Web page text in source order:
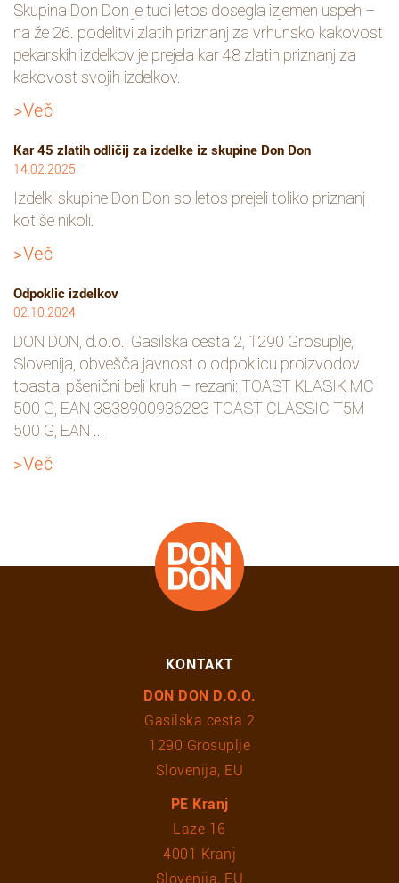
Skupina Don Don je tudi letos dosegla izjemen uspeh –
na že 26. podelitvi zlatih priznanj za vrhunsko kakovost
pekarskih izdelkov je prejela kar 48 zlatih priznanj za
kakovost svojih izdelkov.
>Več
Kar 45 zlatih odličij za izdelke iz skupine Don Don
14.02.2025
Izdelki skupine Don Don so letos prejeli toliko priznanj
kot še nikoli.
>Več
Odpoklic izdelkov
02.10.2024
DON DON, d.o.o., Gasilska cesta 2, 1290 Grosuplje,
Slovenija, obvešča javnost o odpoklicu proizvodov
toasta, pšenični beli kruh – rezani: TOAST KLASIK MC
500 G, EAN 3838900936283 TOAST CLASSIC T5M
500 G, EAN ...
>Več
KONTAKT
DON DON D.O.O.
Gasilska cesta 2
1290 Grosuplje
Slovenija, EU
PE Kranj
Laze 16
4001 Kranj
Slovenija, EU